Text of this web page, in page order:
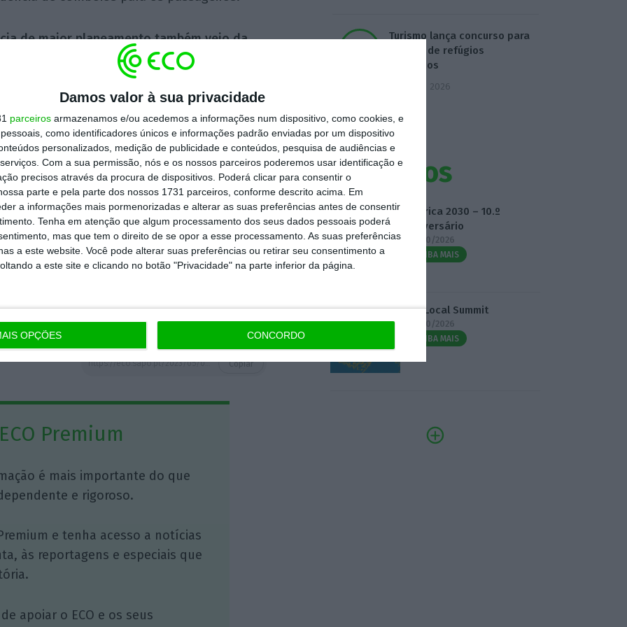
Damos valor à sua privacidade
parceiros armazenamos e/ou acedemos a informações num dispositivo, como cookies, e
como identificadores únicos e informações padrão enviadas por um dispositivo
personalizados, medição de publicidade e conteúdos, pesquisa de audiências e
Com a sua permissão, nós e os nossos parceiros poderemos usar identificação e
precisos através da procura de dispositivos. Poderá clicar para consentir o
parte e pela parte dos nossos 1731 parceiros, conforme descrito acima. Em
a informações mais pormenorizadas e alterar as suas preferências antes de consentir
Tenha em atenção que algum processamento dos seus dados pessoais poderá
mas que tem o direito de se opor a esse processamento. As suas preferências
a este website. Você pode alterar suas preferências ou retirar seu consentimento a
a este site e clicando no botão "Privacidade" na parte inferior da página.
OPÇÕES CONCORDO
de maior planeamento também veio da
Infraestruturas de Portugal. “O Plano
Nacional não nos dá uma listagem de
Dá-nos um horizonte. Os
ao longo do tempo terão oscilações,
dar-nos uma visibilidade sobre os
de introduzir uma mensagem do Estado
ser criadas condições para os
da rede ferroviária nacional, Miguel
Tiago Braga, salientou que “o atual
transporte coletivo” e permitirá alavancar
https://eco.sapo.pt/2023/05/04/empresas-de-transportes-tem-dificuldade-em-contratar-e-precisam-de-ir-buscar-reformados/ Copiar
Premium
é mais importante do que
e rigoroso.
e tenha acesso a notícias
às reportagens e especiais que
apoiar o ECO e os seus
Turismo lança concurso para
criação de refúgios
climáticos
5 Agosto 2026
Eventos
Fábrica 2030 – 10.º
Aniversário
14/10/2026
SAIBA MAIS
3.º Local Summit
07/10/2026
SAIBA MAIS